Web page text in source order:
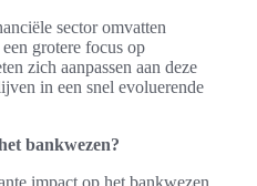
sector omvatten
grotere focus op
zich aanpassen aan deze
in een snel evoluerende
bankwezen?
impact op het bankwezen